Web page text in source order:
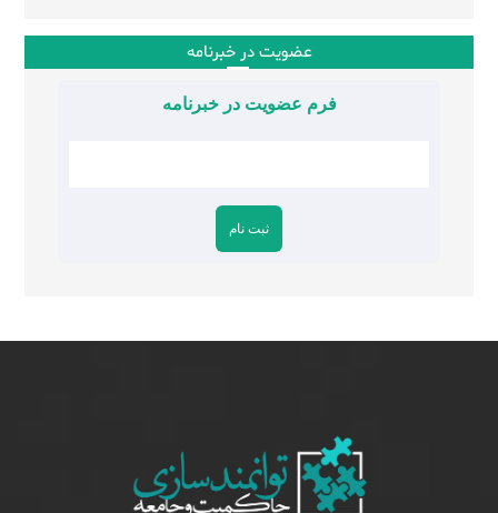
عضویت در خبرنامه
فرم عضویت در خبرنامه